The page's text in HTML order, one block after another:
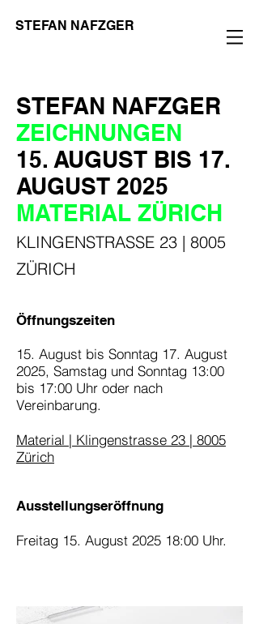
STEFAN NAFZGER
STEFAN NAFZGER
ZEICHNUNGEN
15. AUGUST BIS 17.
AUGUST 2025
MATERIAL ZÜRICH
KLINGENSTRASSE 23 | 8005
ZÜRICH
Öffnungszeiten
15. August bis Sonntag 17. August
2025, Samstag und Sonntag 13:00
bis 17:00 Uhr oder nach
Vereinbarung.
Material | Klingenstrasse 23 | 8005
Zürich
Ausstellungseröffnung
Freitag 15. August 2025 18:00 Uhr.